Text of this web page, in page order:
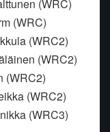
(WRC)
(WRC)
(WRC2)
(WRC2)
(WRC2)
(WRC2)
(WRC3)